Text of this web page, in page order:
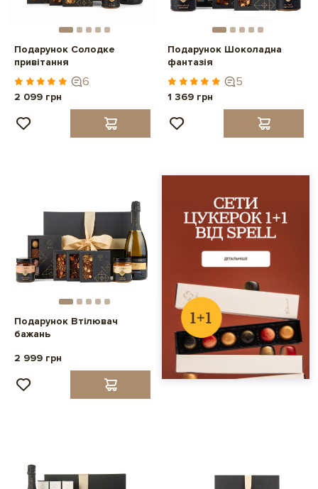
Подарунок Солодке
привітання
6
2 099 грн
Подарунок Шоколадна
фантазія
5
1 369 грн
Подарунок Втілювач
бажань
2 999 грн